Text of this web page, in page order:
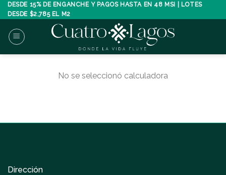
Skip
to
content
DESDE 15% DE ENGANCHE Y PAGOS HASTA EN 48 MSI | LOTES
DESDE $2,785 EL M2
No se seleccionó calculadora
Dirección